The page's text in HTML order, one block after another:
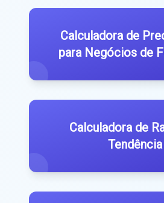
Calculadora de
para Negócios de
Calculadora de
Tendência